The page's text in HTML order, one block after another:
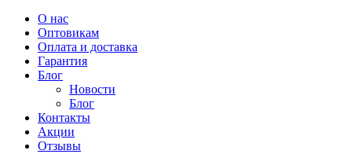
О нас
Оптовикам
Оплата и доставка
Гарантия
Блог
Новости
Блог
Контакты
Акции
Отзывы